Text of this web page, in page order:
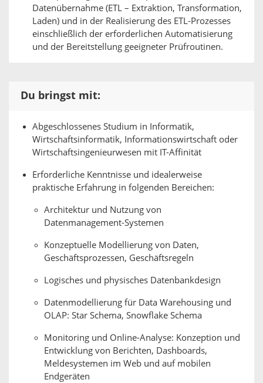
Datenübernahme (ETL – Extraktion, Transformation,
Laden) und in der Realisierung des ETL-Prozesses
einschließlich der erforderlichen Automatisierung
und der Bereitstellung geeigneter Prüfroutinen.
Du bringst mit:
Abgeschlossenes Studium in Informatik,
Wirtschaftsinformatik, Informationswirtschaft oder
Wirtschaftsingenieurwesen mit IT-Affinität
Erforderliche Kenntnisse und idealerweise
praktische Erfahrung in folgenden Bereichen:
Architektur und Nutzung von
Datenmanagement-Systemen
Konzeptuelle Modellierung von Daten,
Geschäftsprozessen, Geschäftsregeln
Logisches und physisches Datenbankdesign
Datenmodellierung für Data Warehousing und
OLAP: Star Schema, Snowflake Schema
Monitoring und Online-Analyse: Konzeption und
Entwicklung von Berichten, Dashboards,
Meldesystemen im Web und auf mobilen
Endgeräten